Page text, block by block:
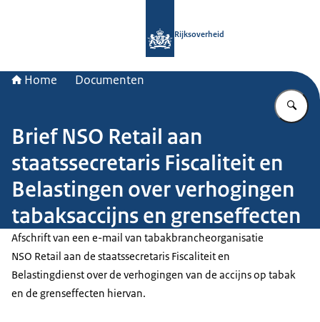
Rijksoverheid
Home Documenten
Brief NSO Retail aan
staatssecretaris Fiscaliteit en
Belastingen over verhogingen
tabaksaccijns en grenseffecten
Afschrift van een e-mail van tabakbrancheorganisatie
NSO Retail aan de staatssecretaris Fiscaliteit en
Belastingdienst over de verhogingen van de accijns op tabak
en de grenseffecten hiervan.